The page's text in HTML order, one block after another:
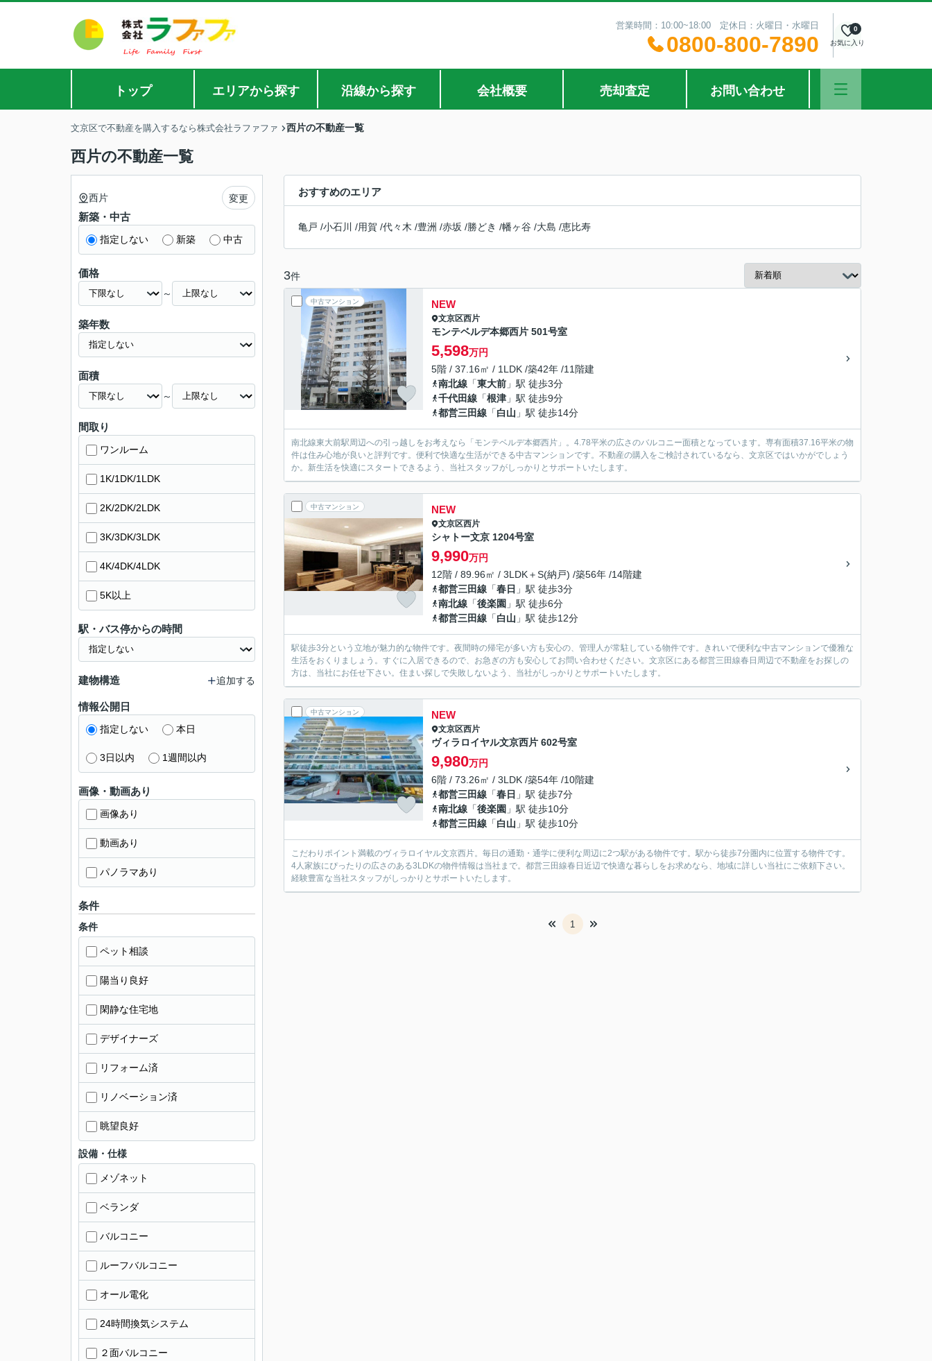
営業時間：10:00~18:00 定休日：火曜日・水曜日
0800-800-7890 お気に入り
0
トップ エリアから探す 沿線から探す 会社概要 売却査定 お問い合わせ
文京区で不動産を購入するなら株式会社ラファファ 西片の不動産一覧
西片の不動産一覧
おすすめのエリア
亀戸 /小石川 /用賀 /代々木 /豊洲 /赤坂 /勝どき /幡ヶ谷 /大島 /恵比寿
3件
中古マンション NEW
文京区西片
モンテベルデ本郷西片 501号室
5,598万円
5階 / 37.16㎡ / 1LDK /築42年 /11階建
南北線 「東大前 」駅 徒歩3分
千代田線 「根津 」駅 徒歩9分
都営三田線 「白山 」駅 徒歩14分
南北線東大前駅周辺への引っ越しをお考えなら「モンテベルデ本郷西片」。4.78平米の広さのバルコニー面積となっています。専有面積37.16平米の物
件は住み心地が良いと評判です。便利で快適な生活ができる中古マンションです。不動産の購入をご検討されているなら、文京区ではいかがでしょう
か。新生活を快適にスタートできるよう、当社スタッフがしっかりとサポートいたします。
中古マンション NEW
文京区西片
シャトー文京 1204号室
9,990万円
12階 / 89.96㎡ / 3LDK＋S(納戸) /築56年 /14階建
都営三田線 「春日 」駅 徒歩3分
南北線 「後楽園 」駅 徒歩6分
都営三田線 「白山 」駅 徒歩12分
駅徒歩3分という立地が魅力的な物件です。夜間時の帰宅が多い方も安心の、管理人が常駐している物件です。きれいで便利な中古マンションで優雅な
生活をおくりましょう。すぐに入居できるので、お急ぎの方も安心してお問い合わせください。文京区にある都営三田線春日周辺で不動産をお探しの
方は、当社にお任せ下さい。住まい探しで失敗しないよう、当社がしっかりとサポートいたします。
中古マンション NEW
文京区西片
ヴィラロイヤル文京西片 602号室
9,980万円
6階 / 73.26㎡ / 3LDK /築54年 /10階建
都営三田線 「春日 」駅 徒歩7分
南北線 「後楽園 」駅 徒歩10分
都営三田線 「白山 」駅 徒歩10分
こだわりポイント満載のヴィラロイヤル文京西片。毎日の通勤・通学に便利な周辺に2つ駅がある物件です。駅から徒歩7分圏内に位置する物件です。
4人家族にぴったりの広さのある3LDKの物件情報は当社まで。都営三田線春日近辺で快適な暮らしをお求めなら、地域に詳しい当社にご依頼下さい。
経験豊富な当社スタッフがしっかりとサポートいたします。
1
西片 変更
新築・中古
指定しない 新築 中古
価格
～
築年数
面積
～
間取り
ワンルーム
1K/1DK/1LDK
2K/2DK/2LDK
3K/3DK/3LDK
4K/4DK/4LDK
5K以上
駅・バス停からの時間
建物構造 追加する
情報公開日
指定しない 本日
3日以内 1週間以内
画像・動画あり
画像あり
動画あり
パノラマあり
条件
条件
ペット相談
陽当り良好
閑静な住宅地
デザイナーズ
リフォーム済
リノベーション済
眺望良好
設備・仕様
メゾネット
ベランダ
バルコニー
ルーフバルコニー
オール電化
24時間換気システム
２面バルコニー